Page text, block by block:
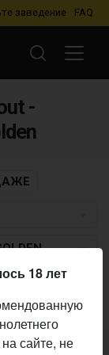
заведение FAQ
-
18 лет
сайте, не